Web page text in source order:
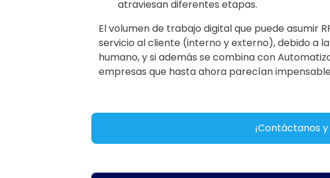
atraviesan diferentes etapas.
El volumen de trabajo digital que puede asumir
servicio al cliente (interno y externo), debido a
humano, y si además se combina con
empresas que hasta ahora parecían
¡Contáctanos